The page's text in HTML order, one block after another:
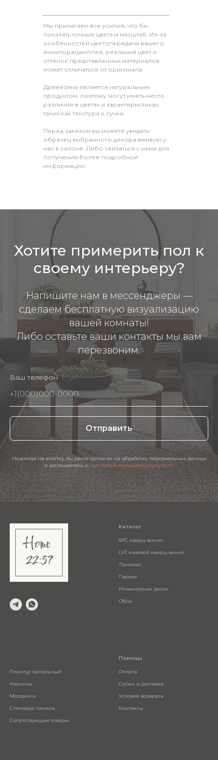
Мы прилагаем все усилия, что бы
показать точные цвета и масштаб. Из-за
особенностей цветопередачи вашего
монитора/дисплея, реальный цвет и
оттенок представленных материалов
может отличаться от оригинала.
Древесина является натуральным
продуктом, поэтому могут иметь место
различия в цветах и характеристиках,
таких как текстура и сучки.
Перед заказом вы можете увидеть
образец выбранного декора вживую у
нас в салоне. Либо связаться с нами для
получения более подробной
информации.
Хотите примерить пол к
своему интерьеру?
Напишите нам в мессенджеры —
сделаем бесплатную визуализацию
вашей комнаты!
Либо оставьте ваши контакты мы вам
перезвоним.
Ваш телефон
Отправить
Нажимая на кнопку, вы даете согласие на обработку персональных данных
и соглашаетесь c политикой конфиденциальности
Каталог
SPC кварц-винил
LVT клеевой кварц-винил
Ламинат
Паркет
Инженерная доска
Обои
.
Плинтус напольный
Карнизы
Молдинги
Стеновые панели
Сопутствующие товары
Помощь
Оплата
Сроки и доставка
Условия возврата
Контакты